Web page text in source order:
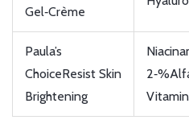
Gel‑Crème
Paula’s
ChoiceResist Skin
Brightening